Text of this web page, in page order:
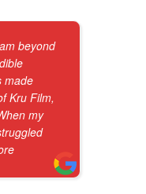
beyond
made
Kru Film,
my